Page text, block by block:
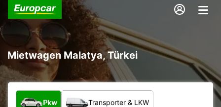
Mietwagen Malatya, Türkei
Welche Art von Fahrzeug?
Pkw Transporter & LKW